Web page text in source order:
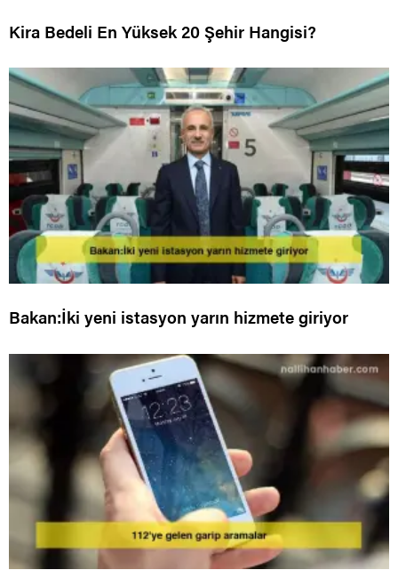
Kira Bedeli En Yüksek 20 Şehir Hangisi?
Bakan:İki yeni istasyon yarın hizmete giriyor